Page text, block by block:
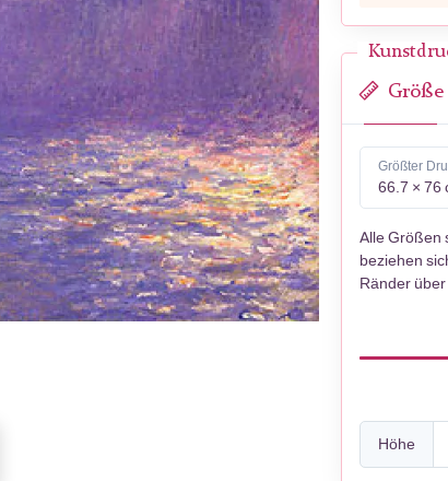
Größe
Größter
66.7 × 76
Alle Größen
beziehen
Ränder
Höhe